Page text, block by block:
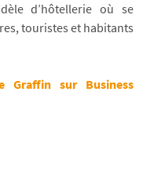
d’hôtellerie où se
touristes et habitants
Graffin sur Business